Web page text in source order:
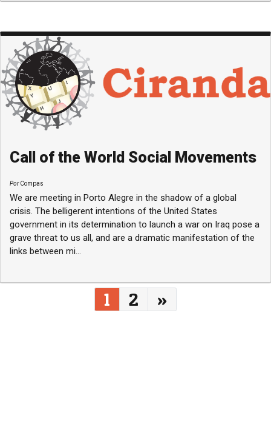
Call of the World Social Movements
PorCompas
We are meeting in Porto Alegre in the shadow of a global
crisis. The belligerent intentions of the United States
government in its determination to launch a war on Iraq pose a
grave threat to us all, and are a dramatic manifestation of the
links between mi...
Navegação entre posts
1 2 »